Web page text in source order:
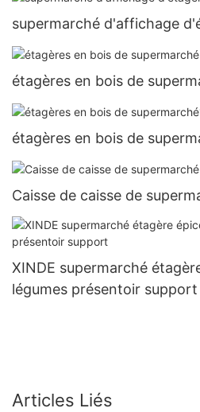
supermarché d'affichage
étagères en bois de
étagères en bois de
Caisse de caisse de
XINDE supermarché
légumes présentoir support
Articles Liés